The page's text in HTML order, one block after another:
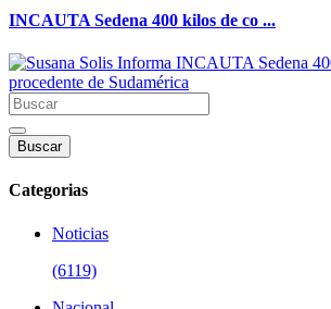
INCAUTA Sedena 400 kilos de co ...
Buscar
Categorias
Noticias
(6119)